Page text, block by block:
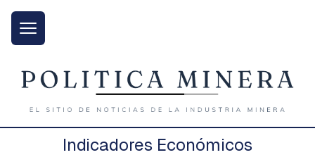
Indicadores Económicos